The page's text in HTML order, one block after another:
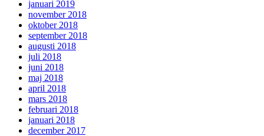
januari 2019
november 2018
oktober 2018
september 2018
augusti 2018
juli 2018
juni 2018
maj 2018
april 2018
mars 2018
februari 2018
januari 2018
december 2017